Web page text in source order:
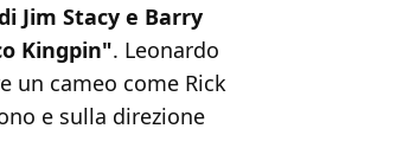
Jim Stacy e Barry
Kingpin". Leonardo
un cameo come Rick
e sulla direzione